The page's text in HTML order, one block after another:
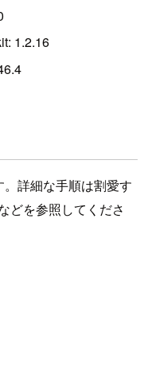
1.2.16
詳細な手順は割愛す
どを参照してくださ